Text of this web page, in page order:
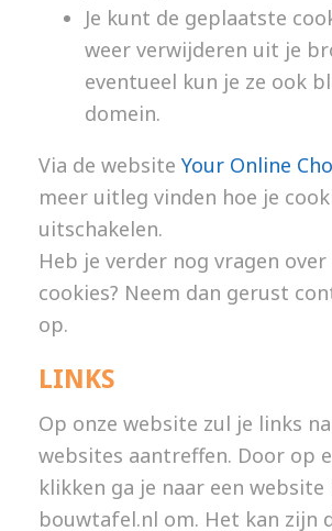
Je kunt de geplaatste
weer verwijderen uit je
eventueel kun je ze ook
domein.
Via de website Your Online
meer uitleg vinden hoe je
uitschakelen.
Heb je verder nog vragen over
cookies? Neem dan gerust
op.
LINKS
Op onze website zul je links
websites aantreffen. Door op
klikken ga je naar een
bouwtafel.nl om. Het kan zijn